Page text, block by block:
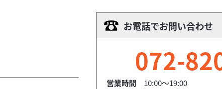
お電話でお問い合わせ
072-
営業時間
10:00～19:00